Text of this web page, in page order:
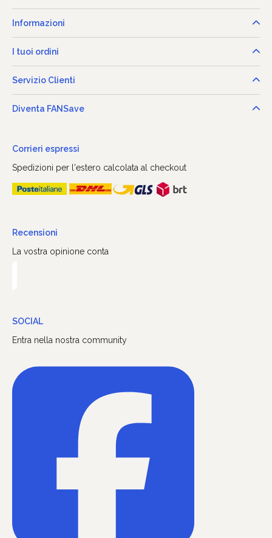
Informazioni
I tuoi ordini
Servizio Clienti
Diventa FANSave
Corrieri espressi
Spedizioni per l'estero calcolata al checkout
Recensioni
La vostra opinione conta
SOCIAL
Entra nella nostra community